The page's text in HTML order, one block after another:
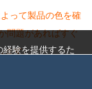
って製品の色を確
問題があればすぐ
ます。
送しています。ご
験を提供するた